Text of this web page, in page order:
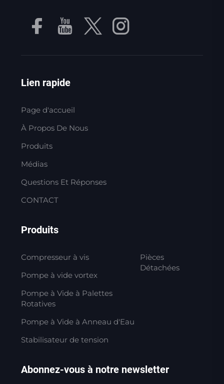
Lien rapide
Page d'accueil
À Propos De Nous
Produits
Médias
Questions Et Réponses
CONTACT
Produits
Compresseur à vis
Pompe à vide vortex
Pompe à Vide à Palettes
Rotatives
Pompe à Vide à Anneau d'Eau
Stabilisateur de tension
Pièces
Détachées
Abonnez-vous à notre newsletter